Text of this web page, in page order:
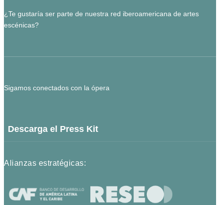
¿Te gustaría ser parte de nuestra red iberoamericana de artes
escénicas?
Sigamos conectados con la ópera
Descarga el Press Kit
Alianzas estratégicas: